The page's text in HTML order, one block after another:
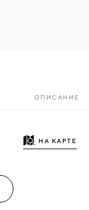
ОПИСАНИЕ
НА КАРТЕ